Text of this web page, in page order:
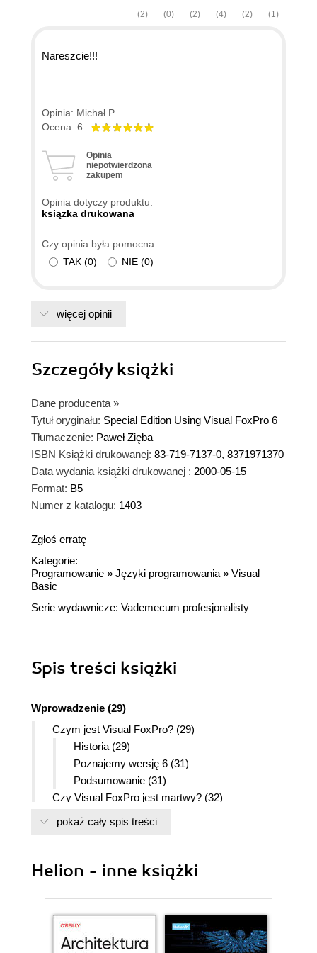
(1)
(2)
(4)
(2)
(0)
(2)
Nareszcie!!!
Opinia: Michał P.
Ocena: 6
Opinia
niepotwierdzona
zakupem
Opinia dotyczy produktu:
ksiązka drukowana
Czy opinia była pomocna:
TAK (0) NIE (0)
więcej opinii
Szczegółyksiążki
Dane producenta »
Tytuł oryginału: Special Edition Using Visual FoxPro 6
Tłumaczenie: Paweł Zięba
ISBN Książki drukowanej: 83-719-7137-0, 8371971370
Data wydania książki drukowanej : 2000-05-15
Format: B5
Numer z katalogu: 1403
Zgłoś erratę
Kategorie:
Programowanie » Języki programowania » Visual
Basic
Serie wydawnicze: Vademecum profesjonalisty
Spis treści książki
Wprowadzenie (29)
Czym jest Visual FoxPro? (29)
Historia (29)
Poznajemy wersję 6 (31)
Podsumowanie (31)
Czy Visual FoxPro jest martwy? (32)
Co zrobić ze starymi aplikacjami FoxPro? (32)
Kto powinien przeczytać tę książkę? (33)
Część I. Wprowadzenie (35)
FoxPro (37)
Uruchamianie FoxPro (38)
pokaż cały spis treści
Helion - inne książki